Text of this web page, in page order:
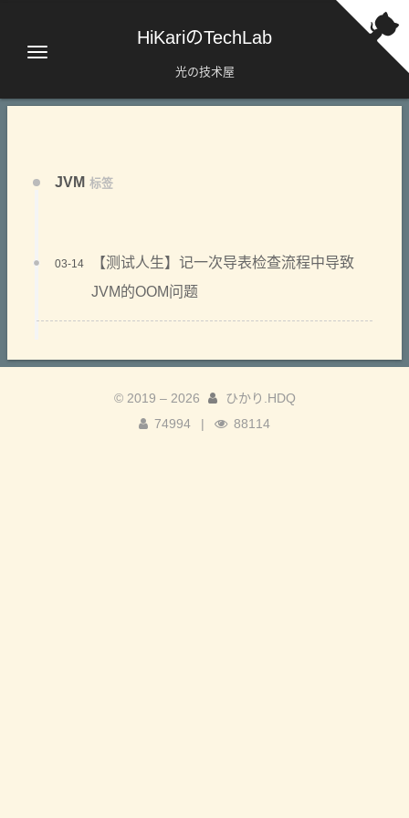
HiKariのTechLab
光の技术屋
JVM 标签
【测试人生】记一次导表检查流程中导致
JVM的OOM问题
03-14
© 2019 – 2026
ひかり.HDQ
74994
| 88114